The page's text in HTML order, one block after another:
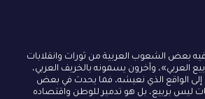
بعض الشعوب العربية من ثورات وانقلابات
العربي»، وآخرون يسمونه بالخريف العربي،
إلى الواقع الذي نعيشه، فما يحدث في بعض
ليس بربيع، بل هو تدمير للوطن واقتصاده